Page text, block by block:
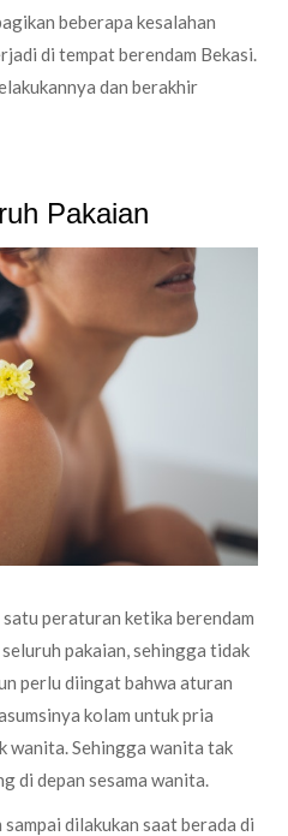
beberapa kesalahan
di tempat berendam Bekasi.
dan berakhir
Pakaian
peraturan ketika berendam
pakaian, sehingga tidak
perlu diingat bahwa aturan
kolam untuk pria
wanita. Sehingga wanita tak
di depan sesama wanita.
dilakukan saat berada di